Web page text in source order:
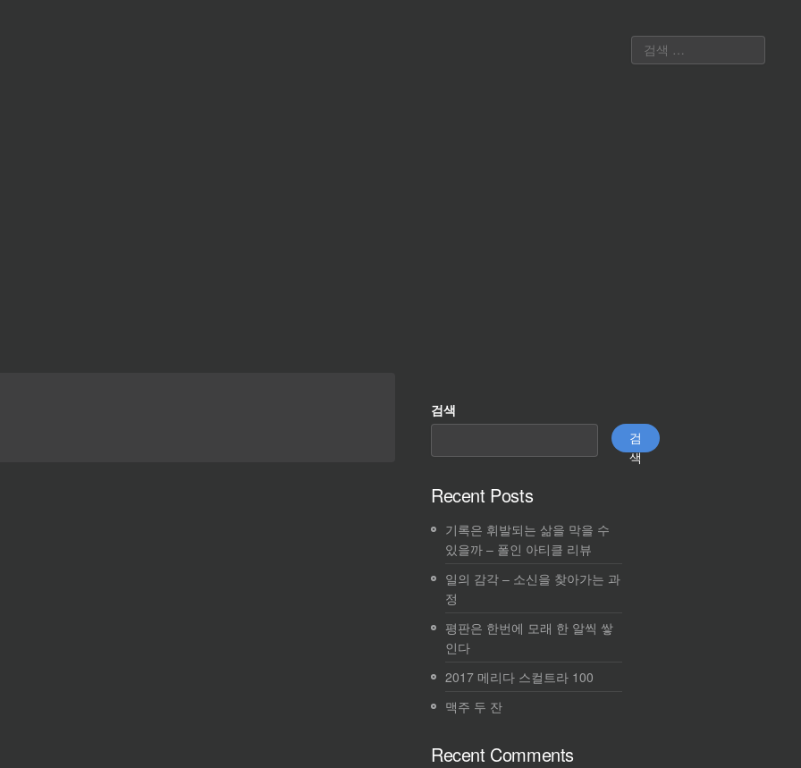
검색
검
색
Recent Posts
기록은 휘발되는 삶을 막을 수
있을까 – 폴인 아티클 리뷰
일의 감각 – 소신을 찾아가는 과
정
평판은 한번에 모래 한 알씩 쌓
인다
2017 메리다 스컬트라 100
맥주 두 잔
Recent Comments